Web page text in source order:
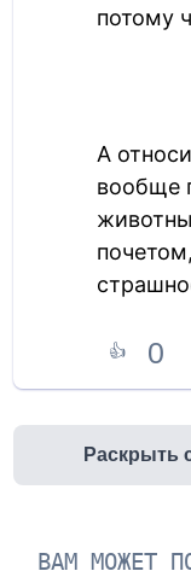
потому
А
вообще
👍 0
Раскрыть
ВАМ МОЖЕТ